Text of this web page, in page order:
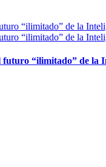
“ilimitado” de la